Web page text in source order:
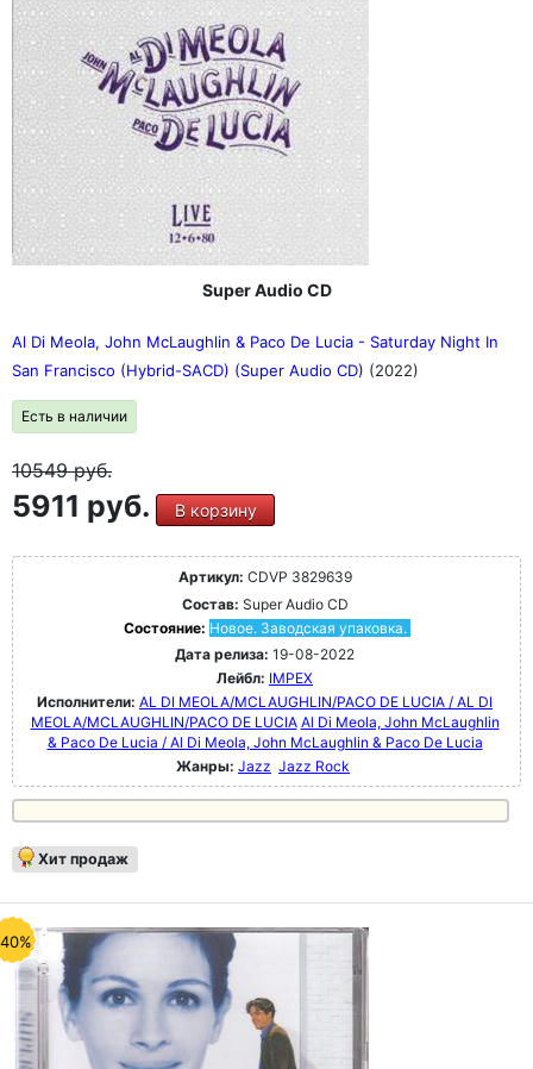
Super Audio CD
Al Di Meola, John McLaughlin & Paco De Lucia - Saturday Night In
San Francisco (Hybrid-SACD) (Super Audio CD) (2022)
Есть в наличии
10549руб.
5911 руб. В корзину
Артикул: CDVP 3829639
Состав: Super Audio CD
Состояние: Новое. Заводская упаковка.
Дата релиза: 19-08-2022
Лейбл: IMPEX
Исполнители: AL DI MEOLA/MCLAUGHLIN/PACO DE LUCIA / AL DI
MEOLA/MCLAUGHLIN/PACO DE LUCIA Al Di Meola, John McLaughlin
& Paco De Lucia / Al Di Meola, John McLaughlin & Paco De Lucia
Жанры: Jazz Jazz Rock
Хит продаж